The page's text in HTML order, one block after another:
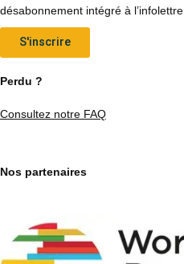
désabonnement intégré à l’infolettre
S'inscrire
Perdu ?
Consultez notre FAQ
Nos partenaires